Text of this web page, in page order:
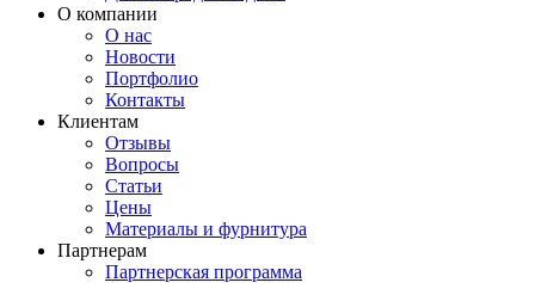
О компании
О нас
Новости
Портфолио
Контакты
Клиентам
Отзывы
Вопросы
Статьи
Цены
Материалы и фурнитура
Партнерам
Партнерская программа